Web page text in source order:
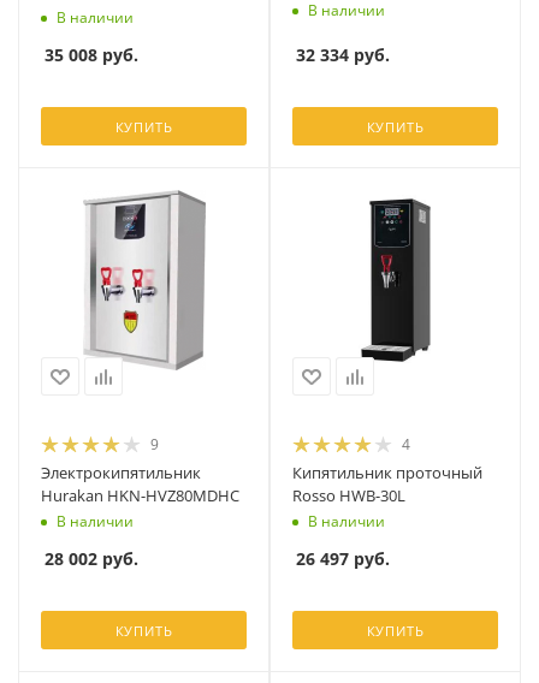
В наличии
35 008 руб.
КУПИТЬ
В наличии
32 334 руб.
КУПИТЬ
9
Электрокипятильник
Hurakan HKN-HVZ80MDHC
В наличии
28 002 руб.
КУПИТЬ
4
Кипятильник проточный
Rosso HWB-30L
В наличии
26 497 руб.
КУПИТЬ